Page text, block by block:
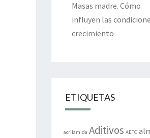
Masas madre. Cómo
influyen las
crecimiento
ETIQUETAS
acrilamida Aditivos AETC